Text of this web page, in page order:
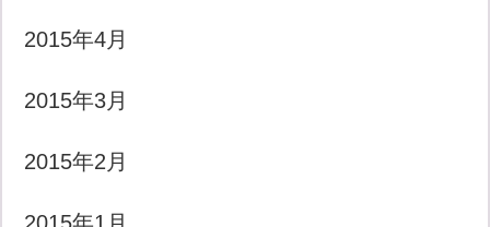
2015年4月
2015年3月
2015年2月